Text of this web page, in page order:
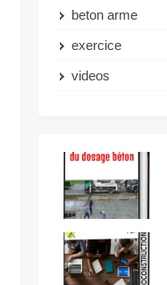
beton arme
exercice
videos